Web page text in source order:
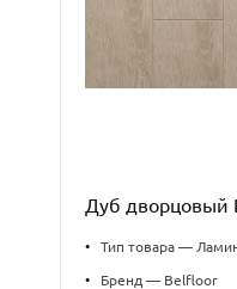
Дуб дворцовый
• Тип товара —
• Бренд — Belfloor